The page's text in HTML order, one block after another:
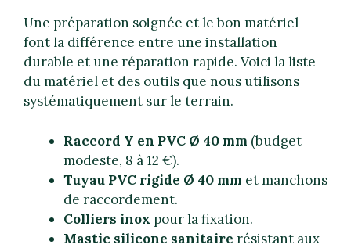
Une préparation soignée et le bon matériel
font la différence entre une installation
durable et une réparation rapide. Voici la liste
du matériel et des outils que nous utilisons
systématiquement sur le terrain.
Raccord Y en PVC Ø 40 mm (budget
modeste, 8 à 12 €).
Tuyau PVC rigide Ø 40 mm et manchons
de raccordement.
Colliers inox pour la fixation.
Mastic silicone sanitaire résistant aux